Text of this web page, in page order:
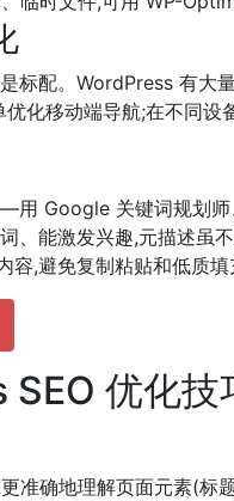
标配。WordPress 有大
化移动端导航;在不同设
Google 关键词规划师
能激发兴趣,元描述虽
,避免复制粘贴和低质填
优化技
准确地理解页面元素(标